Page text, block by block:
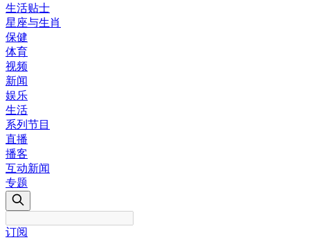
生活贴士
星座与生肖
保健
体育
视频
新闻
娱乐
生活
系列节目
直播
播客
互动新闻
专题
订阅